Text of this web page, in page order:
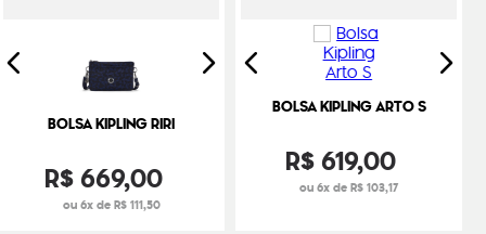
BOLSA KIPLING RIRI
R$ 669,00
ou 6x de R$ 111,50
BOLSA KIPLING ARTO S
R$619,00
ou 6x de R$ 103,17